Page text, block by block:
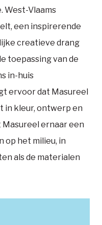
West-Vlaams
een inspirerende
creatieve drang
toepassing van de
in-huis
ervoor dat Masureel
in kleur, ontwerp en
ernaar een
op het milieu, in
als de materialen